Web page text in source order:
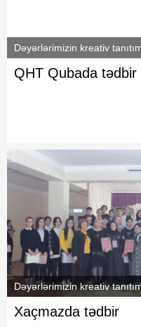
Dəyərlərimizin kreativ
QHT Qubada tədbir
Dəyərlərimizin kreativ
Xaçmazda tədbir